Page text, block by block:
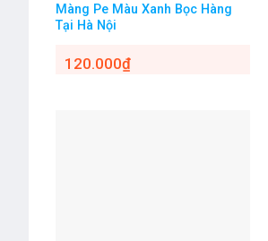
Màng Pe Màu Xanh Bọc Hàng
Tại Hà Nội
120.000₫